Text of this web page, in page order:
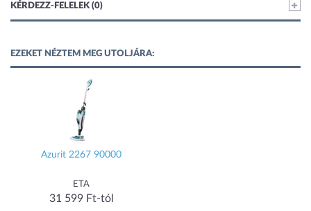
KÉRDEZZ-FELELEK (0)
EZEKET NÉZTEM MEG UTOLJÁRA:
Azurit 2267 90000
ETA
31 599 Ft-tól